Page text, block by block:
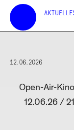
12.06.2026
Open-Air-
12.06.26 /